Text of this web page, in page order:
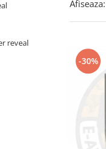
reveal
Afiseaza:
-30%